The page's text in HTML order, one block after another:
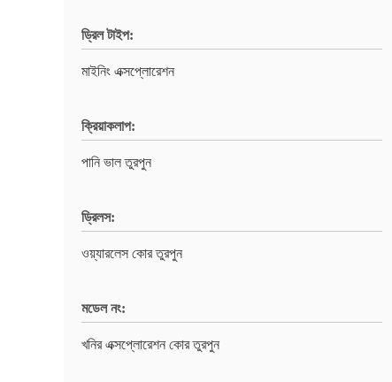
ড্রিল টাইপ:
মাইনিং এক্সপ্লোরেশন
ক্রিয়াকলাপ:
পানি ভাল তুরপুন
ড্রিলস:
ওয়্যারলেস কোর তুরপুন
মডেল নং:
খনির এক্সপ্লোরেশন কোর তুরপুন